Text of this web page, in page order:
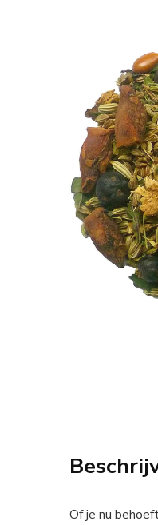
Of je nu